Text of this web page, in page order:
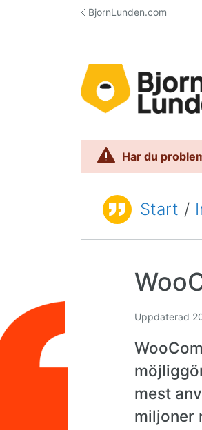
Hoppa till innehållBjornLunden.com
Har du
Du är här:Start /
Uppdaterad
mest
miljoner